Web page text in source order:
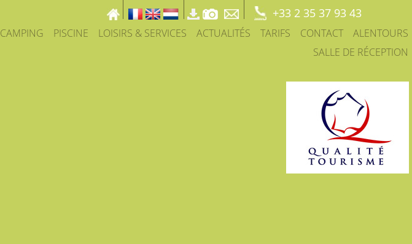
+33 2 35 37 93 43
CAMPING PISCINE LOISIRS & SERVICES ACTUALITÉS TARIFS CONTACT
ALENTOURS
SALLE DE RÉCEPTION